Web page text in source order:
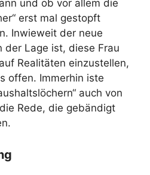
und ob vor allem die
erst mal gestopft
Inwieweit der neue
der Lage ist, diese Frau
Realitäten einzustellen,
offen. Immerhin iste
auch von
die Rede, die gebändigt